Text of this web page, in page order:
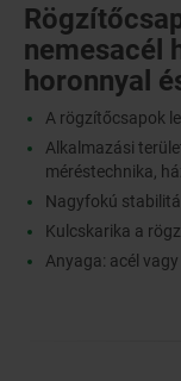
nemesacél
horonnyal
A rögzítőcsapok
Alkalmazási
méréstechnika,
Nagyfokú
Kulcskarika a
Anyaga: acél